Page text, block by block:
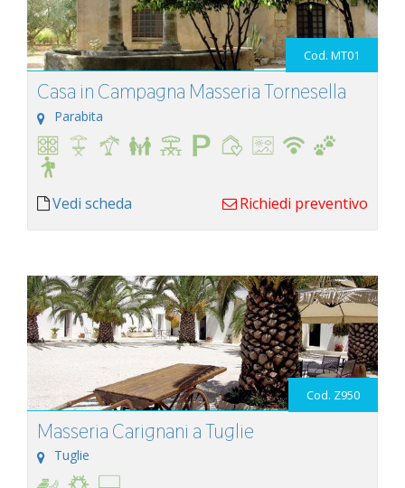
Cod. MT01
Casa in Campagna Masseria Tornesella
Parabita
Vedi scheda Richiedi preventivo
Cod. Z950
Masseria Carignani a Tuglie
Tuglie